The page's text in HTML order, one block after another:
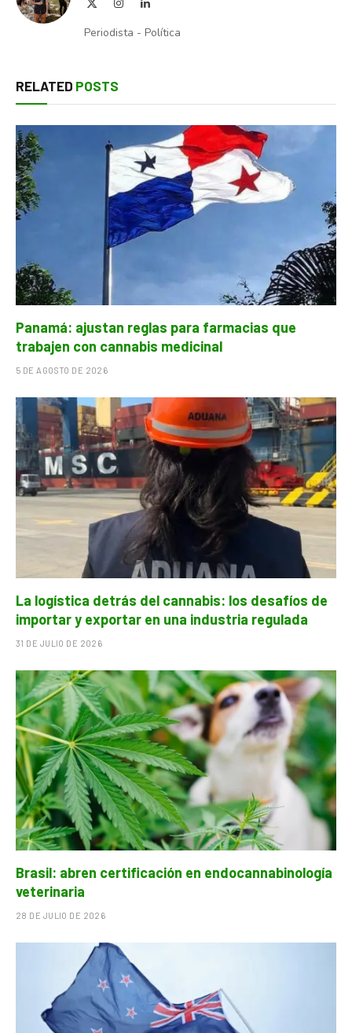
Periodista - Política
RELATED POSTS
Panamá: ajustan reglas para farmacias que
trabajen con cannabis medicinal
5 DE AGOSTO DE 2026
La logística detrás del cannabis: los desafíos de
importar y exportar en una industria regulada
31 DE JULIO DE 2026
Brasil: abren certificación en endocannabinología
veterinaria
28 DE JULIO DE 2026